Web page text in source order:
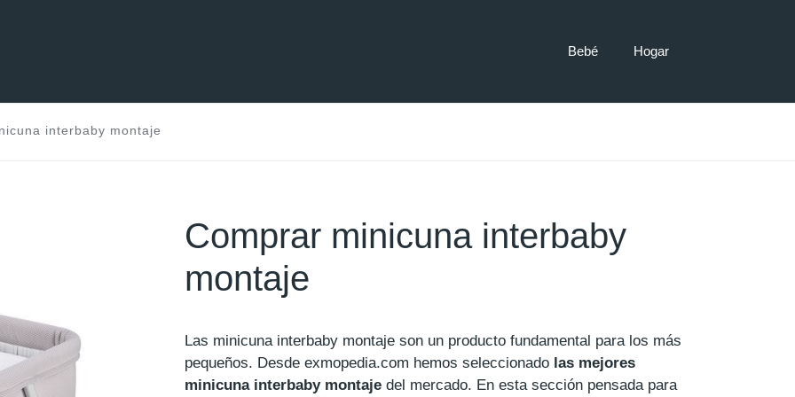
Bebé Hogar
interbaby montaje
Comprar minicuna interbaby
montaje
Las minicuna interbaby montaje son un producto fundamental para los más
pequeños. Desde exmopedia.com hemos seleccionado las mejores
minicuna interbaby montaje del mercado. En esta sección pensada para